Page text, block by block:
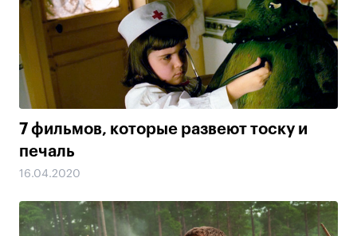
7 фильмов, которые развеют тоску и
печаль
16.04.2020